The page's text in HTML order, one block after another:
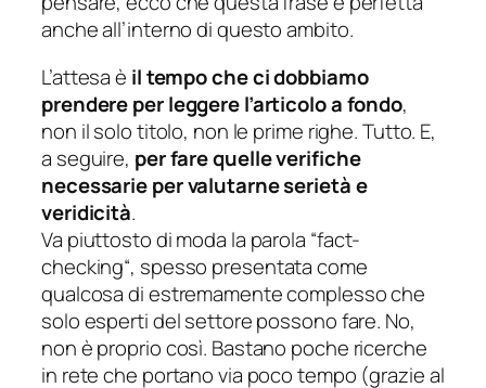
anche all’interno di questo ambito.
L’attesa è il tempo che ci dobbiamo
prendere per leggere l’articolo a fondo,
non il solo titolo, non le prime righe. Tutto. E,
a seguire, per fare quelle verifiche
necessarie per valutarne serietà e
veridicità.
Va piuttosto di moda la parola “fact-
checking“, spesso presentata come
qualcosa di estremamente complesso che
solo esperti del settore possono fare. No,
non è proprio così. Bastano poche ricerche
in rete che portano via poco tempo (grazie al